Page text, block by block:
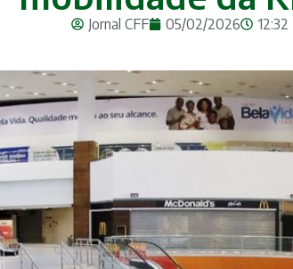
Jornal CFF 05/02/2026 12:32